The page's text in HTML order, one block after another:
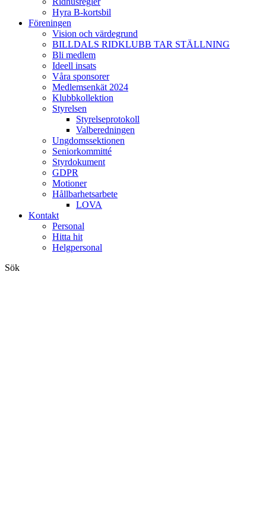
Hyra B-kortsbil
Föreningen
Vision och värdegrund
BILLDALS RIDKLUBB TAR STÄLLNING
Bli medlem
Ideell insats
Våra sponsorer
Medlemsenkät 2024
Klubbkollektion
Styrelsen
Styrelseprotokoll
Valberedningen
Ungdomssektionen
Seniorkommitté
Styrdokument
GDPR
Motioner
Hållbarhetsarbete
LOVA
Kontakt
Personal
Hitta hit
Helgpersonal
Sök